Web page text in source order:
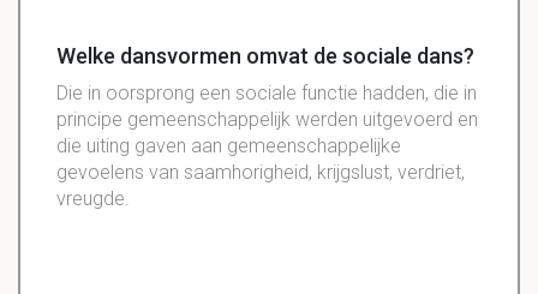
Welke dansvormen omvat de sociale dans?
Die in oorsprong een sociale functie hadden, die in
principe gemeenschappelijk werden uitgevoerd en
die uiting gaven aan gemeenschappelijke
gevoelens van saamhorigheid, krijgslust, verdriet,
vreugde.